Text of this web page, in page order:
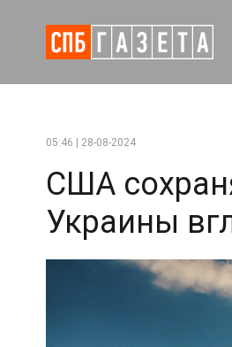
05:46 | 28-08-2024
США
Украины